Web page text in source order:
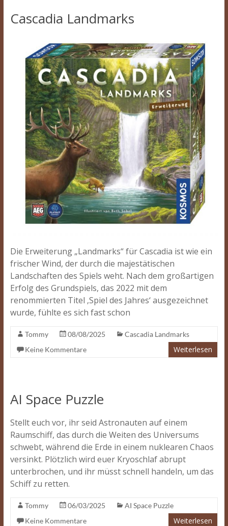
Cascadia Landmarks
Die Erweiterung „Landmarks“ für Cascadia ist wie ein
frischer Wind, der durch die majestätischen
Landschaften des Spiels weht. Nach dem großartigen
Erfolg des Grundspiels, das 2022 mit dem
renommierten Titel ‚Spiel des Jahres‘ ausgezeichnet
wurde, fühlte es sich fast schon
Tommy 08/08/2025
Cascadia Landmarks
Keine Kommentare
Weiterlesen
AI Space Puzzle
Stellt euch vor, ihr seid Astronauten auf einem
Raumschiff, das durch die Weiten des Universums
schwebt, während die Erde in einem nuklearen Chaos
versinkt. Plötzlich wird euer Kryoschlaf abrupt
unterbrochen, und ihr müsst schnell handeln, um das
Schiff zu retten.
Tommy 06/03/2025
AI Space Puzzle
Keine Kommentare
Weiterlesen